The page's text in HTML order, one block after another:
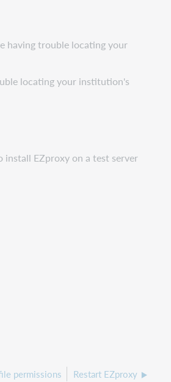
having trouble locating your
locating your institution's
install EZproxy on a test server
permissions Restart EZproxy